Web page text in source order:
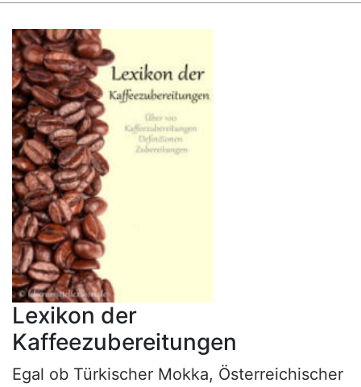
Lexikon der
Kaffeezubereitungen
Egal ob Türkischer Mokka, Österreichischer